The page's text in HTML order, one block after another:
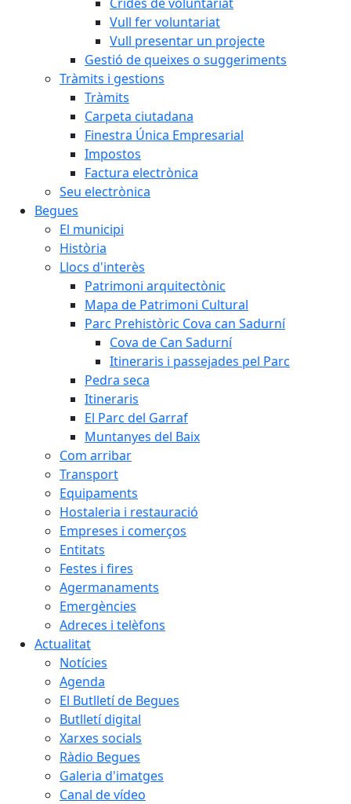
Vull fer voluntariat
Vull presentar un projecte
Gestió de queixes o suggeriments
Tràmits i gestions
Tràmits
Carpeta ciutadana
Finestra Única Empresarial
Impostos
Factura electrònica
Seu electrònica
Begues
El municipi
Història
Llocs d'interès
Patrimoni arquitectònic
Mapa de Patrimoni Cultural
Parc Prehistòric Cova can Sadurní
Cova de Can Sadurní
Itineraris i passejades pel Parc
Pedra seca
Itineraris
El Parc del Garraf
Muntanyes del Baix
Com arribar
Transport
Equipaments
Hostaleria i restauració
Empreses i comerços
Entitats
Festes i fires
Agermanaments
Emergències
Adreces i telèfons
Actualitat
Notícies
Agenda
El Butlletí de Begues
Butlletí digital
Xarxes socials
Ràdio Begues
Galeria d'imatges
Canal de vídeo